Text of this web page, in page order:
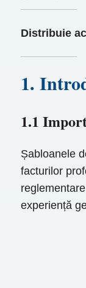
Distribuie
1.
1.1
Șabloanele
facturilor
experiență